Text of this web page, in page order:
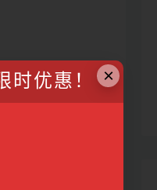
×
优惠！